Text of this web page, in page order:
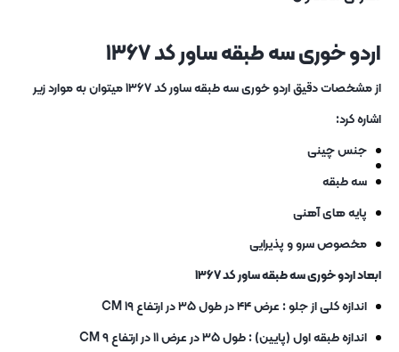
اردو خوری سه طبقه ساور کد ۱۳۶۷
از مشخصات دقیق اردو خوری سه طبقه ساور کد ۱۳۶۷ میتوان به موارد زیر
اشاره کرد:
جنس چینی
سه طبقه
پایه های آهنی
مخصوص سرو و پذیرایی
ابعاد اردو خوری سه طبقه ساور کد ۱۳۶۷
اندازه کلی از جلو : عرض ۴۴ در طول ۳۵ در ارتفاع ۱۹ CM
اندازه طبقه اول (پایین) : طول ۳۵ در عرض ۱۱ در ارتفاع ۹ CM